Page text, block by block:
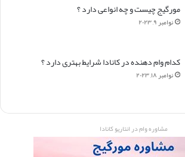
مورگیج چیست و چه انواعی دارد ؟
نوامبر ۹, ۲۰۲۳
کدام وام دهنده در کانادا شرایط بهتری دارد ؟
نوامبر ۱۸, ۲۰۲۳
مشاوره وام در انتاریو کانادا